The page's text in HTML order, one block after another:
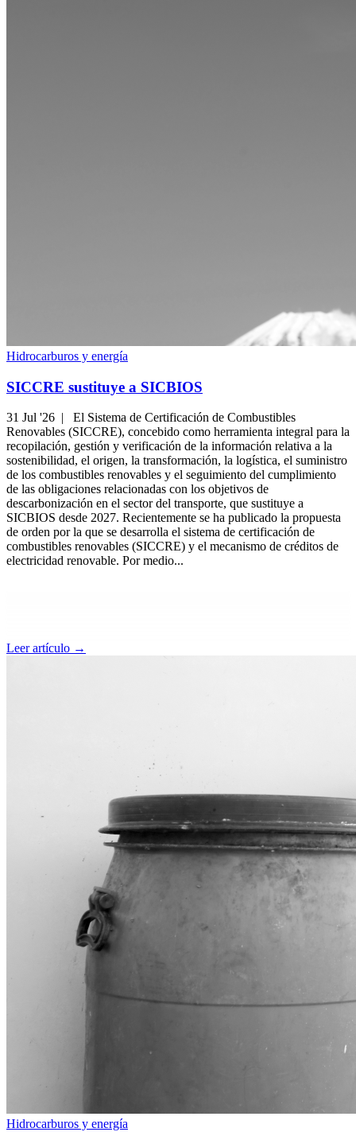
Hidrocarburos y energía
SICCRE sustituye a SICBIOS
31 Jul '26 |
El Sistema de Certificación de Combustibles
Renovables (SICCRE), concebido como herramienta integral para la
recopilación, gestión y verificación de la información relativa a la
sostenibilidad, el origen, la transformación, la logística, el suministro
de los combustibles renovables y el seguimiento del cumplimiento
de las obligaciones relacionadas con los objetivos de
descarbonización en el sector del transporte, que sustituye a
SICBIOS desde 2027. Recientemente se ha publicado la propuesta
de orden por la que se desarrolla el sistema de certificación de
combustibles renovables (SICCRE) y el mecanismo de créditos de
electricidad renovable. Por medio...
Leer artículo →
Hidrocarburos y energía